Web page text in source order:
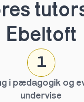
Ebeltoft
1
i pædagogik og
undervise